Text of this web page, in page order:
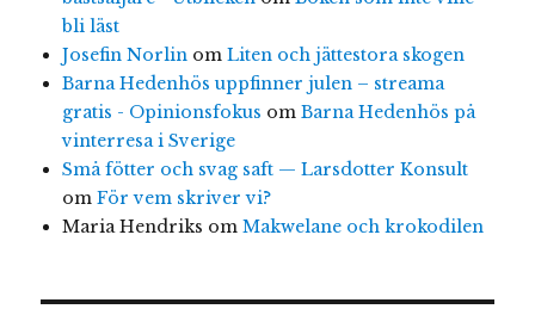
bli läst
Josefin Norlinom Liten och jättestora skogen
Barna Hedenhös uppfinner julen – streama
gratis - Opinionsfokus om Barna Hedenhös på
vinterresa i Sverige
Små fötter och svag saft — Larsdotter Konsult
om För vem skriver vi?
Maria Hendriks om Makwelane och krokodilen